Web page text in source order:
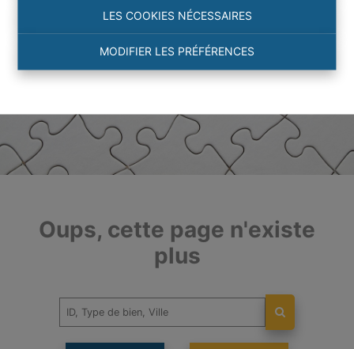
LES COOKIES NÉCESSAIRES
MODIFIER LES PRÉFÉRENCES
Oups, cette page n'existe
plus